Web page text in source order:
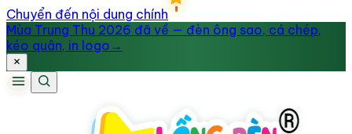
Chuyển đến nội dung chính
Mùa Trung Thu 2026 đã về — đèn ông sao, cá chép,
kéo quân, in logo →